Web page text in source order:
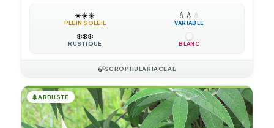
☀️☀️☀️
PLEIN SOLEIL
💧 💧 💧
VARIABLE
❄️❄️❄️
RUSTIQUE BLANC
🍃SCROPHULARIACEAE
🌲ARBUSTE